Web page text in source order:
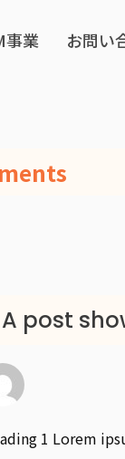
事業 お問い
A post
1 Lorem